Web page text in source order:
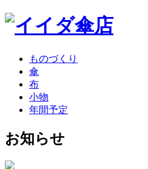
ものづくり
傘
布
小物
年間予定
お知らせ